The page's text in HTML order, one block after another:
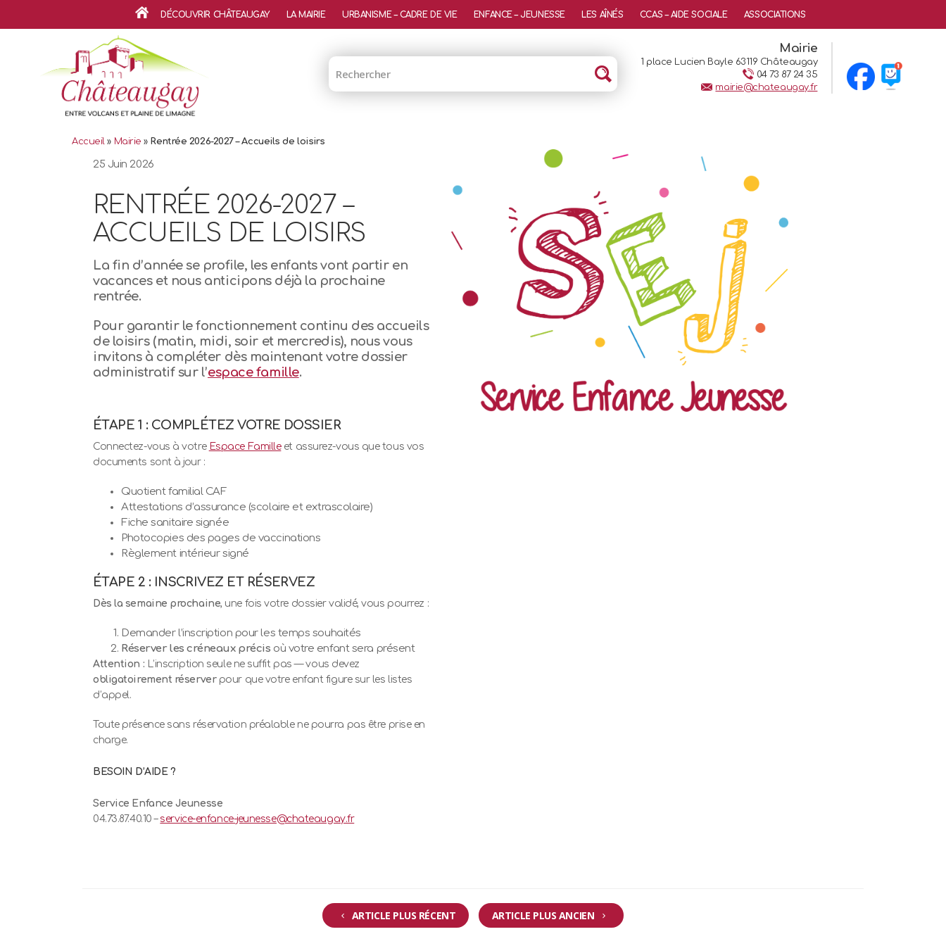
Mairie
1 place Lucien Bayle 63119 Châteaugay
04 73 87 24 35
mairie@chateaugay.fr
ACCUEIL
DÉCOUVRIR CHÂTEAUGAY LA MAIRIE URBANISME – CADRE DE VIE ENFANCE – JEUNESSE LES AÎNÉS CCAS – AIDE SOCIALE ASSOCIATIONS
Accueil» Mairie » Rentrée 2026-2027 – Accueils de loisirs
25 Juin 2026
RENTRÉE 2026-2027 –
ACCUEILS DE LOISIRS
La fin d’année se profile, les enfants vont partir en
vacances et nous anticipons déjà la prochaine
rentrée.
Pour garantir le fonctionnement continu des accueils
de loisirs (matin, midi, soir et mercredis), nous vous
invitons à compléter dès maintenant votre dossier
administratifsur l’espace famille.
ÉTAPE 1 : COMPLÉTEZ VOTRE DOSSIER
Connectez-vous à votre Espace Familleet assurez-vous que tous vos
documents sont à jour :
Quotient familial CAF
Attestations d’assurance (scolaire et extrascolaire)
Fiche sanitaire signée
Photocopies des pages de vaccinations
Règlement intérieur signé
ÉTAPE 2 : INSCRIVEZ ET RÉSERVEZ
Dès la semaine prochaine, une fois votre dossier validé, vous pourrez :
Demander l’inscription pour les temps souhaités
Réserver les créneaux précis où votre enfant sera présent
Attention : L’inscription seule ne suffit pas — vous devez
obligatoirement réserverpour que votre enfant figure sur les listes
d’appel.
Toute présence sans réservation préalable ne pourra pas être prise en
charge.
BESOIN D’AIDE ?
Service Enfance Jeunesse
04.73.87.40.10 – service-enfance-jeunesse@chateaugay.fr
ARTICLE PLUS RÉCENT ARTICLE PLUS ANCIEN